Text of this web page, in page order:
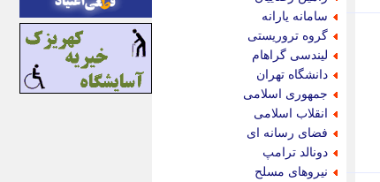
سامانه یارانه
گروه تروریستی
لیندسی گراهام
دانشگاه تهران
جمهوری اسلامی
انقلاب اسلامی
فضای رسانه ای
دونالد ترامپ
نیروهای مسلح
باغستان نیوز
بامبوک
ببین و بخون
بدینسان
بنکر